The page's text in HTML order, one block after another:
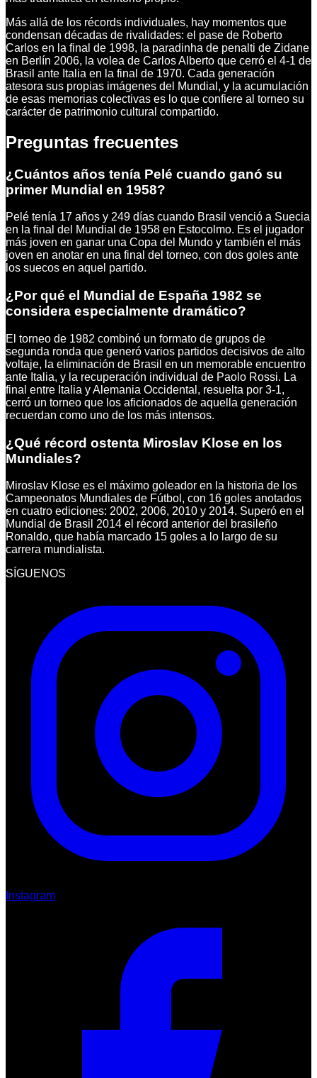
Más allá de los récords individuales, hay momentos que
condensan décadas de rivalidades: el pase de Roberto
Carlos en la final de 1998, la paradinha de penalti de Zidane
en Berlín 2006, la volea de Carlos Alberto que cerró el 4-1 de
Brasil ante Italia en la final de 1970. Cada generación
atesora sus propias imágenes del Mundial, y la acumulación
de esas memorias colectivas es lo que confiere al torneo su
carácter de patrimonio cultural compartido.
Preguntas frecuentes
¿Cuántos años tenía Pelé cuando ganó su
primer Mundial en 1958?
Pelé tenía 17 años y 249 días cuando Brasil venció a Suecia
en la final del Mundial de 1958 en Estocolmo. Es el jugador
más joven en ganar una Copa del Mundo y también el más
joven en anotar en una final del torneo, con dos goles ante
los suecos en aquel partido.
¿Por qué el Mundial de España 1982 se
considera especialmente dramático?
El torneo de 1982 combinó un formato de grupos de
segunda ronda que generó varios partidos decisivos de alto
voltaje, la eliminación de Brasil en un memorable encuentro
ante Italia, y la recuperación individual de Paolo Rossi. La
final entre Italia y Alemania Occidental, resuelta por 3-1,
cerró un torneo que los aficionados de aquella generación
recuerdan como uno de los más intensos.
¿Qué récord ostenta Miroslav Klose en los
Mundiales?
Miroslav Klose es el máximo goleador en la historia de los
Campeonatos Mundiales de Fútbol, con 16 goles anotados
en cuatro ediciones: 2002, 2006, 2010 y 2014. Superó en el
Mundial de Brasil 2014 el récord anterior del brasileño
Ronaldo, que había marcado 15 goles a lo largo de su
carrera mundialista.
SÍGUENOS
Instagram